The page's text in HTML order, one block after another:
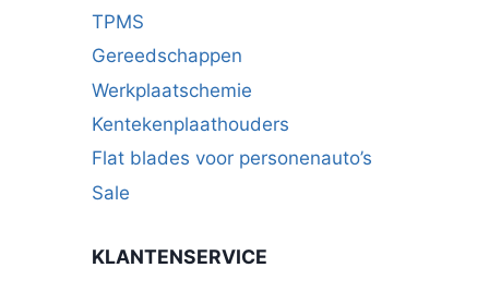
TPMS
Gereedschappen
Werkplaatschemie
Kentekenplaathouders
Flat blades voor personenauto’s
Sale
KLANTENSERVICE